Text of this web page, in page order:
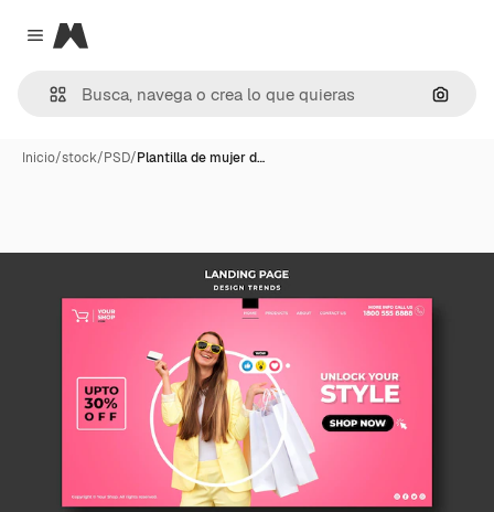
Close menu
Magnific
Inicio/stock/PSD/Plantilla de mujer d…